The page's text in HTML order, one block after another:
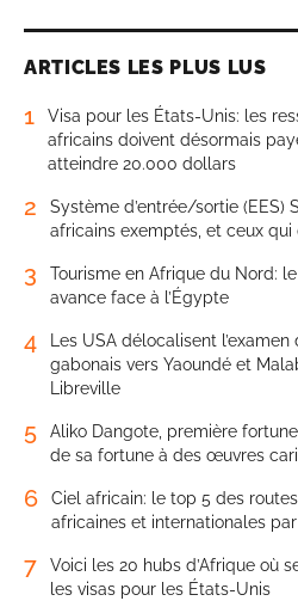
ARTICLES LES PLUS LUS
1
Visa pour les États-Unis: les
africains doivent désormais
atteindre 20.000 dollars
2
Système d’entrée/sortie (EES)
africains exemptés, et ceux
3
Tourisme en Afrique du Nord:
avance face à l’Égypte
4
Les USA délocalisent
gabonais vers Yaoundé et
Libreville
5
Aliko Dangote, première
de sa fortune à des œuvres
6
Ciel africain: le top 5 des
africaines et internationales
7
Voici les 20 hubs d’Afrique où
les visas pour les États-Unis